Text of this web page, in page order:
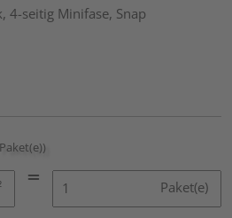
4-seitig Minifase, Snap
Paket(e)